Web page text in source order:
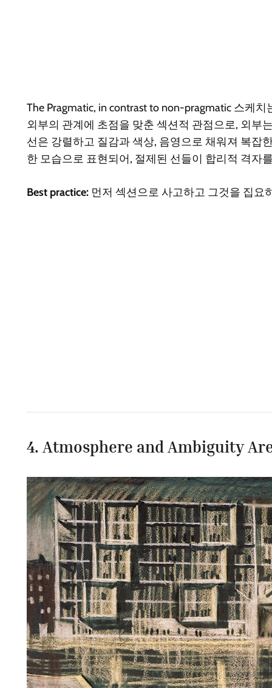
The Pragmatic, in contrast to non-pragmatic 스케치
외부의 관계에 초점을 맞춘 섹션적 관점으로, 외부
선은 강렬하고 질감과 색상, 음영으로 채워져 복잡
한 모습으로 표현되어, 절제된 선들이 합리적 격자
Best practice: 먼저 섹션으로 사고하고 그것을 집요
4. Atmosphere and Ambiguity